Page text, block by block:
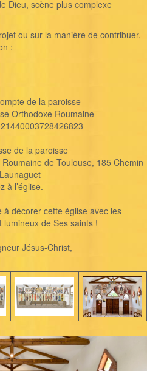
Dieu, scène plus complexe
ou sur la manière de contribuer,
:
de la paroisse
Orthodoxe Roumaine
de la paroisse
de Toulouse, 185 Chemin
à l’église.
décorer cette église avec les
de Ses saints !
Jésus-Christ,